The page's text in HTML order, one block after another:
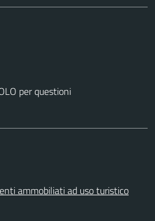
per questioni
ammobiliati ad uso turistico